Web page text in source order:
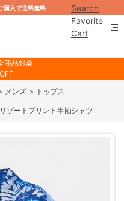
購入で送料無料
Search
Favorite
Cart
商品対象
メンズ > トップス
ゾートプリント半袖シャツ